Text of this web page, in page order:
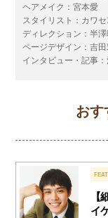
ヘアメイク：宮本愛
スタイリスト：カワ
ディレクション：半
ページデザイン：吉
インタビュー・記事：
おす
【
イ